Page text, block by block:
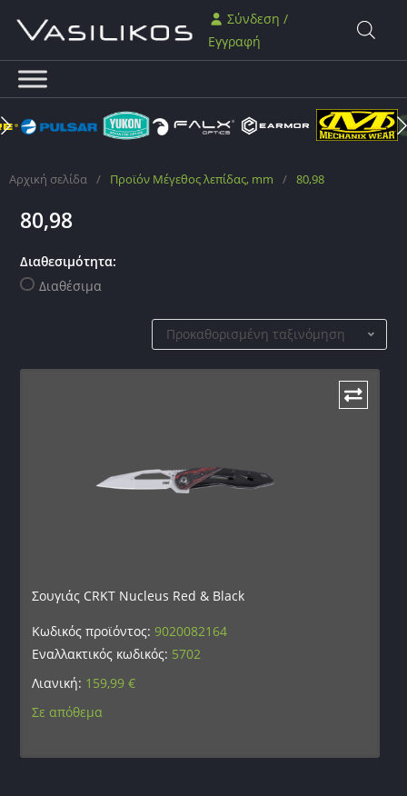
Σύνδεση /
Εγγραφή
Αρχική σελίδα / Προϊόν Μέγεθος λεπίδας, mm / 80,98
80,98
Διαθεσιμότητα:
Διαθέσιμα
Προκαθορισμένη ταξινόμηση
Σουγιάς CRKT Nucleus Red & Black
Κωδικός προϊόντος:9020082164
Εναλλακτικός κωδικός: 5702
Λιανική: 159,99€
Σε απόθεμα